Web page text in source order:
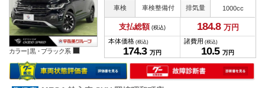
カラー |黒・ブラック系
車検 車検整備付 排気量 1000cc
支払総額 (税込) 184.8 万円
本体価格 (税込)
174.3 万円
諸費用 (税込)
10.5 万円